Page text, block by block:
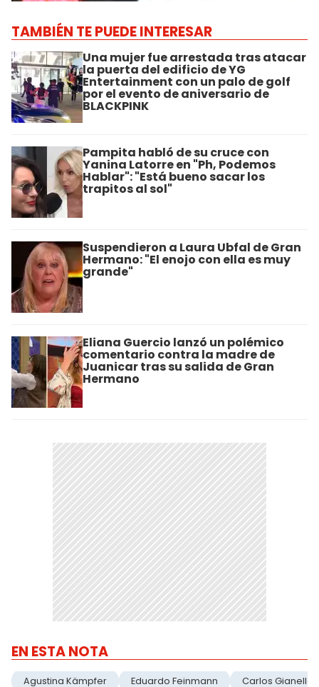
TAMBIÉN TE PUEDE INTERESAR
Una mujer fue arrestada tras atacar
la puerta del edificio de YG
Entertainment con un palo de golf
por el evento de aniversario de
BLACKPINK
Pampita habló de su cruce con
Yanina Latorre en "Ph, Podemos
Hablar": "Está bueno sacar los
trapitos al sol"
Suspendieron a Laura Ubfal de Gran
Hermano: "El enojo con ella es muy
grande"
Eliana Guercio lanzó un polémico
comentario contra la madre de
Juanicar tras su salida de Gran
Hermano
EN ESTA NOTA
Agustina Kämpfer Eduardo Feinmann Carlos Gianella